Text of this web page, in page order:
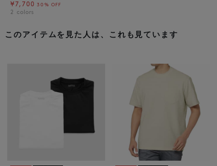
¥7,700 30% OFF
2 colors
このアイテムを見た人は、これも見ています